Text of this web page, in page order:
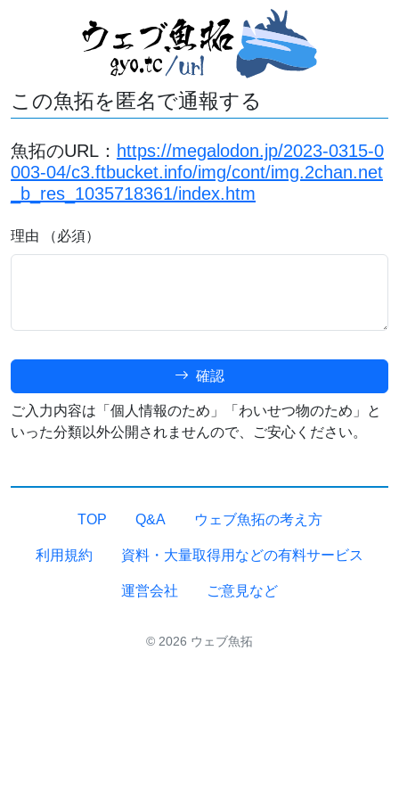
この魚拓を匿名で通報する
魚拓のURL： https://megalodon.jp/2023-0315-0
003-04/c3.ftbucket.info/img/cont/img.2chan.net
_b_res_1035718361/index.htm
理由 （必須）
確認
ご入力内容は「個人情報のため」「わいせつ物のため」と
いった分類以外公開されませんので、ご安心ください。
TOP Q&A ウェブ魚拓の考え方
利用規約 資料・大量取得用などの有料サービス
運営会社 ご意見など
© 2026 ウェブ魚拓